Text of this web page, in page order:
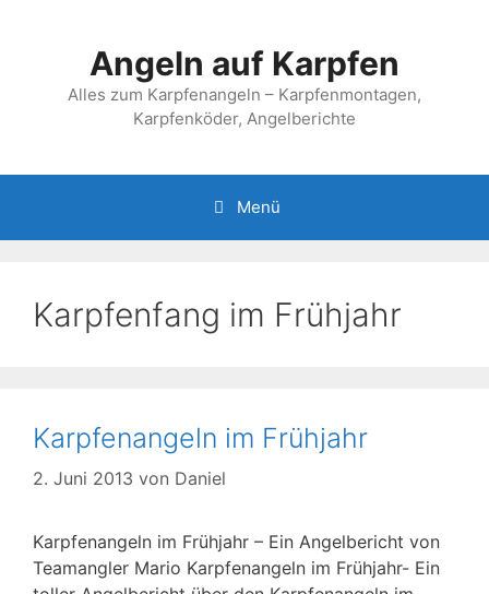
Angeln auf Karpfen
Alles zum Karpfenangeln – Karpfenmontagen,
Karpfenköder, Angelberichte
Menü
Karpfenfang im Frühjahr
Karpfenangeln im Frühjahr
2. Juni 2013 von Daniel
Karpfenangeln im Frühjahr – Ein Angelbericht von
Teamangler Mario Karpfenangeln im Frühjahr- Ein